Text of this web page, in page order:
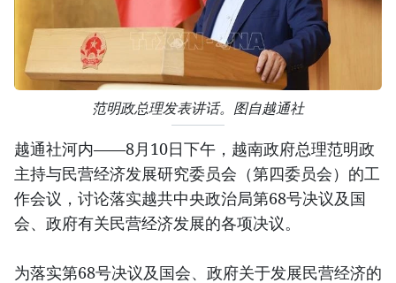
范明政总理发表讲话。图自越通社
越通社河内——8月10日下午，越南政府总理范明政
主持与民营经济发展研究委员会（第四委员会）的工
作会议，讨论落实越共中央政治局第68号决议及国
会、政府有关民营经济发展的各项决议。
为落实第68号决议及国会、政府关于发展民营经济的